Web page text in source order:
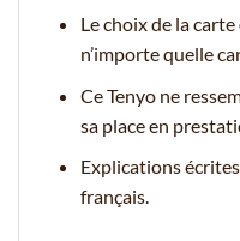
Le choix de la carte
n’importe quelle
Ce Tenyo ne
sa place en
Explications
français.